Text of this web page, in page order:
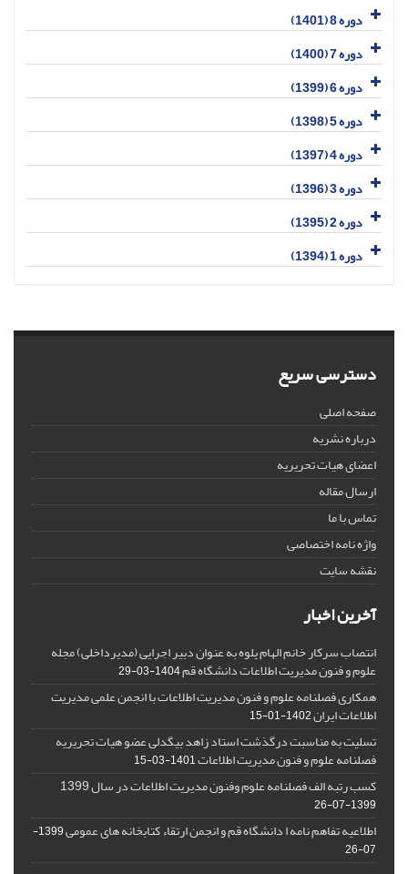
دوره 8 (1401)
دوره 7 (1400)
دوره 6 (1399)
دوره 5 (1398)
دوره 4 (1397)
دوره 3 (1396)
دوره 2 (1395)
دوره 1 (1394)
دسترسی سریع
صفحه اصلی
درباره نشریه
اعضای هیات تحریریه
ارسال مقاله
تماس با ما
واژه نامه اختصاصی
نقشه سایت
آخرین اخبار
انتصاب سرکار خانم الهام یلوه به عنوان دبیر اجرایی (مدیرداخلی) مجله
علوم و فنون مدیریت اطلاعات دانشگاه قم1404-03-29
همکاری فصلنامه علوم و فنون مدیریت اطلاعات با انجمن علمی مدیریت
اطلاعات ایران1402-01-15
تسلیت به مناسبت درگذشت استاد زاهد بیگدلی عضو هیات تحریریه
فصلنامه علوم و فنون مدیریت اطلاعات1401-03-15
کسب رتبه الف فصلنامه علوم وفنون مدیریت اطلاعات در سال 1399
1399-07-26
اطلاعیه تفاهم نامه ا دانشگاه قم و انجمن ارتقاء کتابخانه های عمومی
1399-
07-26